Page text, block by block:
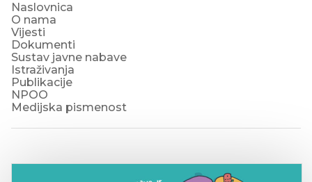
Naslovnica
O nama
Vijesti
Dokumenti
Sustav javne nabave
Istraživanja
Publikacije
NPOO
Medijska pismenost